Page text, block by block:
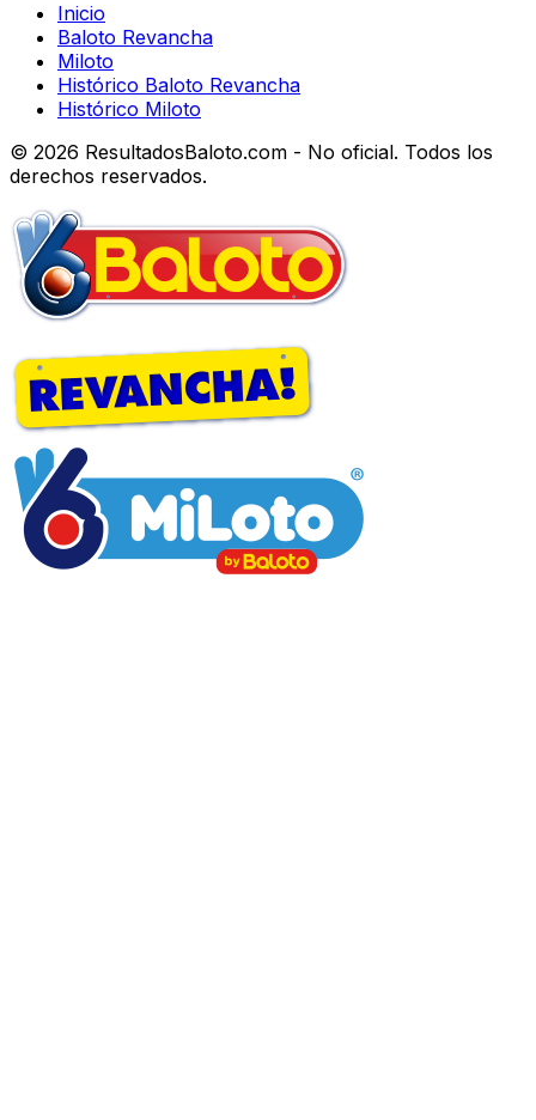
Inicio
Baloto Revancha
Miloto
Histórico Baloto Revancha
Histórico Miloto
© 2026 ResultadosBaloto.com - No oficial. Todos los
derechos reservados.